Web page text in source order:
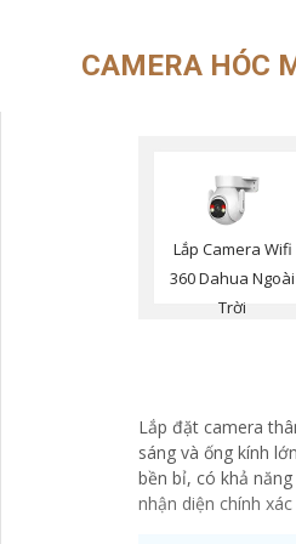
CAMERA HÓC
Lắp Camera Wifi
360 Dahua Ngoài
Trời
Lắp đặt camera
sáng và ống kính
bền bỉ, có khả
nhận diện chính